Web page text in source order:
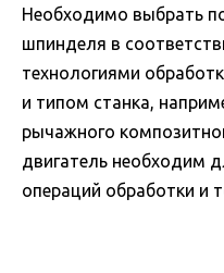
Необходимо выбрать
шпинделя в
технологиями
и типом станка,
рычажного
двигатель необходим
операций обработки и